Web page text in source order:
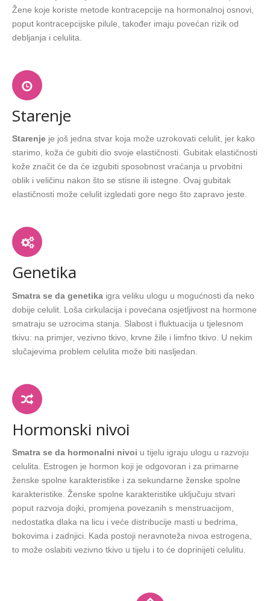
Žene koje koriste metode kontracepcije na hormonalnoj osnovi,
poput kontracepcijske pilule, također imaju povećan rizik od
debljanja i celulita.
Starenje
Starenje je još jedna stvar koja može uzrokovati celulit, jer kako
starimo, koža će gubiti dio svoje elastičnosti. Gubitak elastičnosti
kože značit će da će izgubiti sposobnost vraćanja u prvobitni
oblik i veličinu nakon što se stisne ili istegne. Ovaj gubitak
elastičnosti može celulit izgledati gore nego što zapravo jeste.
Genetika
Smatra se da genetika igra veliku ulogu u mogućnosti da neko
dobije celulit. Loša cirkulacija i povećana osjetljivost na hormone
smatraju se uzrocima stanja. Slabost i fluktuacija u tjelesnom
tkivu: na primjer, vezivno tkivo, krvne žile i limfno tkivo. U nekim
slučajevima problem celulita može biti nasljedan.
Hormonski nivoi
Smatra se da hormonalni nivoi u tijelu igraju ulogu u razvoju
celulita. Estrogen je hormon koji je odgovoran i za primarne
ženske spolne karakteristike i za sekundarne ženske spolne
karakteristike. Ženske spolne karakteristike uključuju stvari
poput razvoja dojki, promjena povezanih s menstruacijom,
nedostatka dlaka na licu i veće distribucije masti u bedrima,
bokovima i zadnjici. Kada postoji neravnoteža nivoa estrogena,
to može oslabiti vezivno tkivo u tijelu i to će doprinijeti celulitu.